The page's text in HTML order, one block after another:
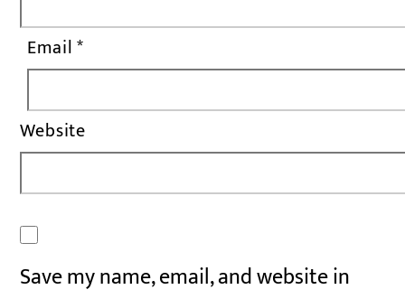
Email*
Website
Save my name, email, and website in